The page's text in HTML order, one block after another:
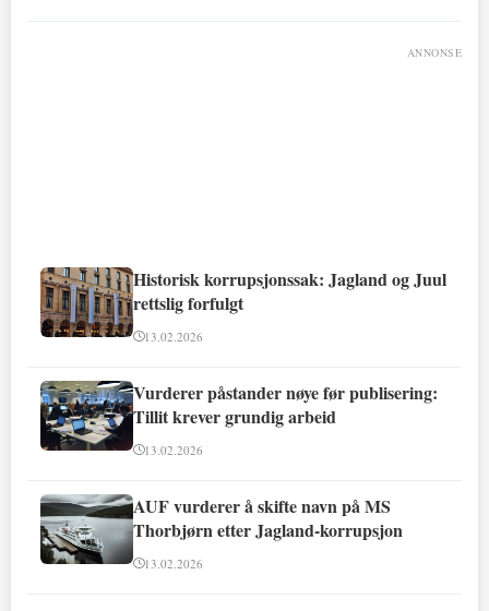
ANNONSE
Historisk korrupsjonssak: Jagland og Juul
rettslig forfulgt
13.02.2026
Vurderer påstander nøye før publisering:
Tillit krever grundig arbeid
13.02.2026
AUF vurderer å skifte navn på MS
Thorbjørn etter Jagland-korrupsjon
13.02.2026